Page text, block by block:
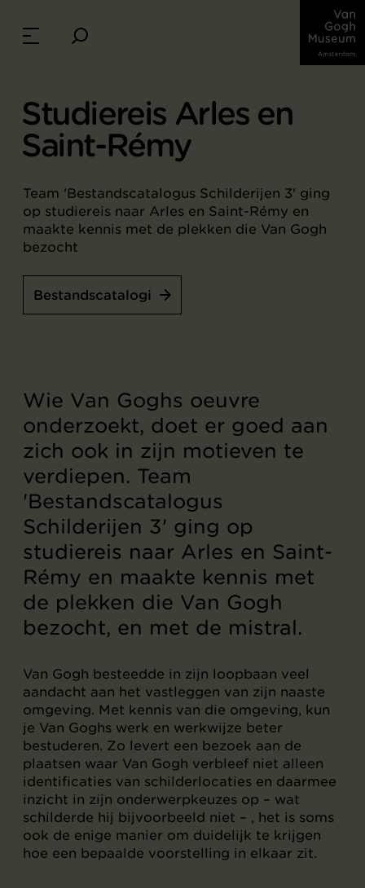
Studiereis Arles en
Saint-Rémy
Team 'Bestandscatalogus Schilderijen 3' ging
op studiereis naar Arles en Saint-Rémy en
maakte kennis met de plekken die Van Gogh
bezocht
Bestandscatalogi
Wie Van Goghs oeuvre
onderzoekt, doet er goed aan
zich ook in zijn motieven te
verdiepen. Team
'Bestandscatalogus
Schilderijen 3' ging op
studiereis naar Arles en Saint-
Rémy en maakte kennis met
de plekken die Van Gogh
bezocht, en met de mistral.
Van Gogh besteedde in zijn loopbaan veel
aandacht aan het vastleggen van zijn naaste
omgeving. Met kennis van die omgeving, kun
je Van Goghs werk en werkwijze beter
bestuderen. Zo levert een bezoek aan de
plaatsen waar Van Gogh verbleef niet alleen
identificaties van schilderlocaties en daarmee
inzicht in zijn onderwerpkeuzes op – wat
schilderde hij bijvoorbeeld niet – , het is soms
ook de enige manier om duidelijk te krijgen
hoe een bepaalde voorstelling in elkaar zit.